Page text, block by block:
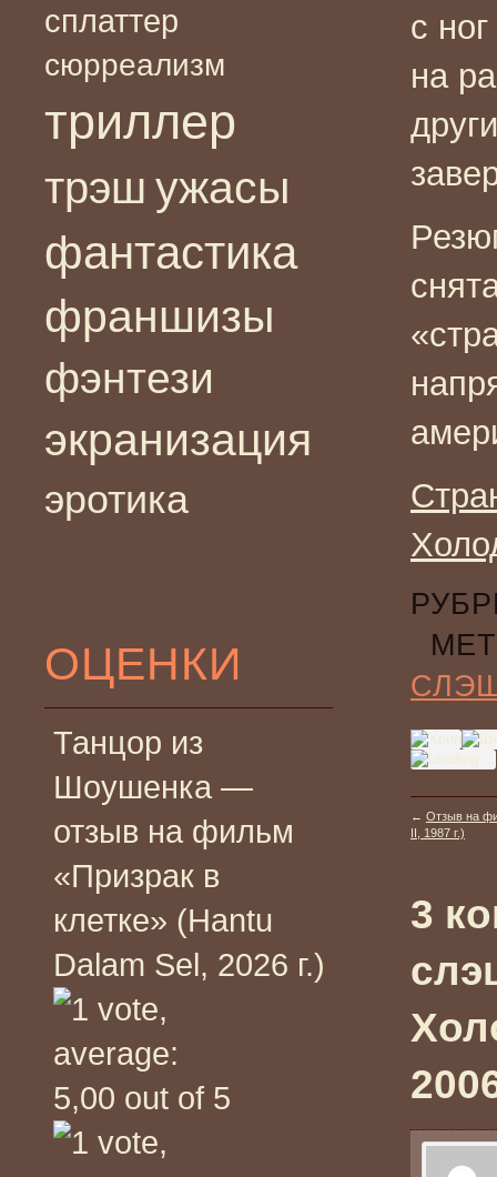
сплаттер
сюрреализм
триллер
трэш ужасы
фантастика
франшизы
фэнтези
экранизация
эротика
ОЦЕНКИ
Танцор из
Шоушенка —
отзыв на фильм
«Призрак в
клетке» (Hantu
Dalam Sel, 2026 г.)
с
на
← Отзыв на
II, 1987 г.)
3